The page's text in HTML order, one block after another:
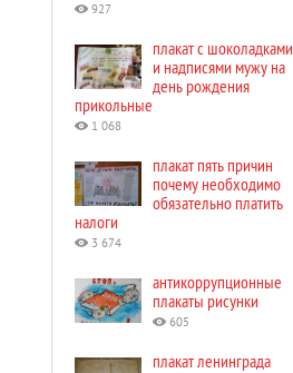
927
плакат с шоколадками
и надписями мужу на
день рождения
прикольные
1 068
плакат пять причин
почему необходимо
обязательно платить
налоги
3 674
антикоррупционные
плакаты рисунки
605
плакат ленинграда